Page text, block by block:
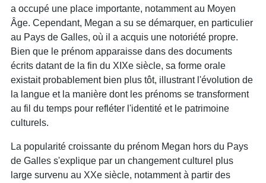
a occupé une place importante, notamment au Moyen
Âge. Cependant, Megan a su se démarquer, en particulier
au Pays de Galles, où il a acquis une notoriété propre.
Bien que le prénom apparaisse dans des documents
écrits datant de la fin du XIXe siècle, sa forme orale
existait probablement bien plus tôt, illustrant l'évolution de
la langue et la manière dont les prénoms se transforment
au fil du temps pour refléter l'identité et le patrimoine
culturels.
La popularité croissante du prénom Megan hors du Pays
de Galles s'explique par un changement culturel plus
large survenu au XXe siècle, notamment à partir des